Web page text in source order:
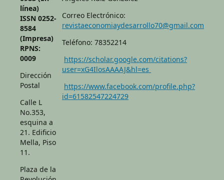
línea)
ISSN 0252-
8584
(Impresa)
RPNS:
0009
Dirección
Postal
Calle L
No.353,
esquina a
21. Edificio
Mella, Piso
11.
Plaza de la
Correo Electrónico:
revistaeconomiaydesarrollo70@gmail.com
Teléfono: 78352214
https://scholar.google.com/citations?
user=xG4IlosAAAAJ&hl=es
https://www.facebook.com/profile.php?
id=61582547224729